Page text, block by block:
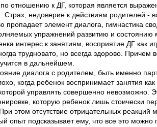
отношению к ДГ, которая является
Страх, недоверие к действиям родителей -
пропадает элемент диалога, гимнастика
упражнений развитию и состоянию
интерес к занятиям, восприятие ДГ как
трудновато, но всегда здорово. Причем
в дальнейшем.
диалога с родителем, быть именно
когда ребенок воспринимает занятия
управлять совершенно невозможно.
которую ребенок лишь стоически
этом отсутствие отрицательных
опыт подсказывает ему, что все это можно